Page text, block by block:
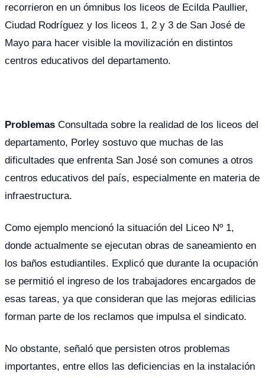
recorrieron en un ómnibus los liceos de Ecilda Paullier,
Ciudad Rodríguez y los liceos 1, 2 y 3 de San José de
Mayo para hacer visible la movilización en distintos
centros educativos del departamento.
Problemas Consultada sobre la realidad de los liceos del
departamento, Porley sostuvo que muchas de las
dificultades que enfrenta San José son comunes a otros
centros educativos del país, especialmente en materia de
infraestructura.
Como ejemplo mencionó la situación del Liceo Nº 1,
donde actualmente se ejecutan obras de saneamiento en
los baños estudiantiles. Explicó que durante la ocupación
se permitió el ingreso de los trabajadores encargados de
esas tareas, ya que consideran que las mejoras edilicias
forman parte de los reclamos que impulsa el sindicato.
No obstante, señaló que persisten otros problemas
importantes, entre ellos las deficiencias en la instalación